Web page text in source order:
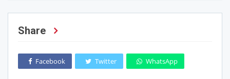
Share
Facebook Twitter WhatsApp